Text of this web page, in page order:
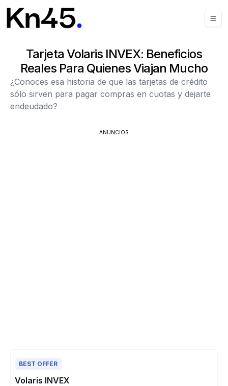
Tarjeta Volaris INVEX: Beneficios
Reales Para Quienes Viajan Mucho
¿Conoces esa historia de que las tarjetas de crédito
sólo sirven para pagar compras en cuotas y dejarte
endeudado?
ANUNCIOS
BEST OFFER
Volaris INVEX